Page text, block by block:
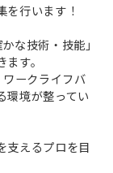
を行います！
な技術・技能」
す。
ークライフバ
環境が整ってい
支えるプロを目